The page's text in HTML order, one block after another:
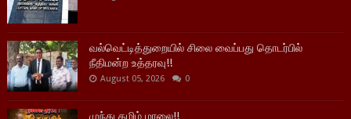
வல்வெட்டித்துறையில் சிலை வைப்பது தொடர்பில்
நீதிமன்ற உத்தரவு!!
August 05, 2026 0
முந்து தமிழ் மாலை!!